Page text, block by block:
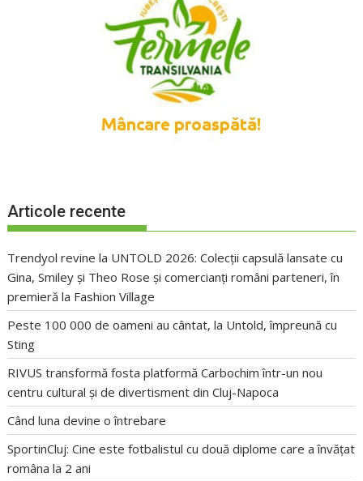
Articole recente
Trendyol revine la UNTOLD 2026: Colecții capsulă lansate cu
Gina, Smiley și Theo Rose și comercianți români parteneri, în
premieră la Fashion Village
Peste 100 000 de oameni au cântat, la Untold, împreună cu
Sting
RIVUS transformă fosta platformă Carbochim într-un nou
centru cultural și de divertisment din Cluj-Napoca
Când luna devine o întrebare
SportinCluj: Cine este fotbalistul cu două diplome care a învățat
româna la 2 ani